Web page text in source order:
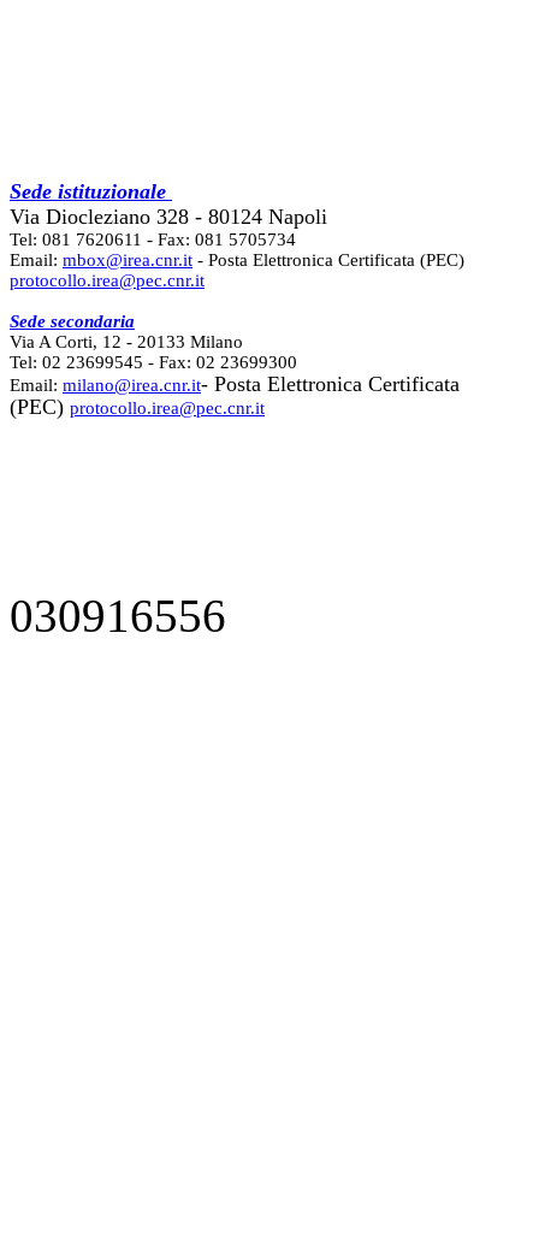
Sede istituzionale
Via Diocleziano 328 - 80124 Napoli
Tel: 081 7620611 - Fax: 081 5705734
Email: mbox@irea.cnr.it - Posta Elettronica Certificata (PEC)
protocollo.irea@pec.cnr.it
Sede secondaria
Via A Corti, 12 - 20133 Milano
Tel: 02 23699545 - Fax: 02 23699300
Email: milano@irea.cnr.it- Posta Elettronica Certificata
(PEC) protocollo.irea@pec.cnr.it
030916556